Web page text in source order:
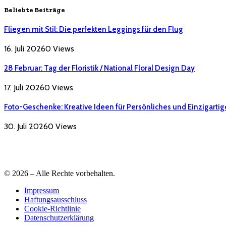
Beliebte Beiträge
Fliegen mit Stil: Die perfekten Leggings für den Flug
16. Juli 20260 Views
28 Februar: Tag der Floristik / National Floral Design Day
17. Juli 20260 Views
Foto-Geschenke: Kreative Ideen für Persönliches und
30. Juli 20260 Views
© 2026 – Alle Rechte vorbehalten.
Impressum
Haftungsausschluss
Cookie-Richtlinie
Datenschutzerklärung